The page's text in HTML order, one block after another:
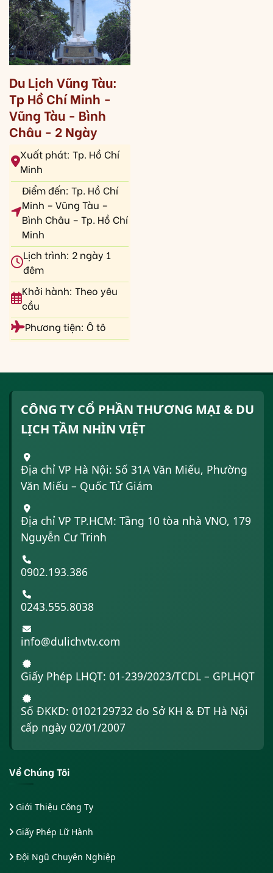
Du Lịch Vũng Tàu:
Tp Hồ Chí Minh -
Vũng Tàu - Bình
Châu - 2 Ngày
Xuất phát: Tp. Hồ Chí
Minh
Điểm đến: Tp. Hồ Chí
Minh – Vũng Tàu –
Bình Châu – Tp. Hồ Chí
Minh
Lịch trình: 2 ngày 1
đêm
Khởi hành: Theo yêu
cầu
Phương tiện: Ô tô
CÔNG TY CỔ PHẦN THƯƠNG MẠI & DU
LỊCH TẦM NHÌN VIỆT
Địa chỉ VP Hà Nội: Số 31A Văn Miếu, Phường
Văn Miếu – Quốc Tử Giám
Địa chỉ VP TP.HCM: Tầng 10 tòa nhà VNO, 179
Nguyễn Cư Trinh
0902.193.386
0243.555.8038
info@dulichvtv.com
Giấy Phép LHQT: 01-239/2023/TCDL – GPLHQT
Số ĐKKD: 0102129732 do Sở KH & ĐT Hà Nội
cấp ngày 02/01/2007
Về Chúng Tôi
Giới Thiệu Công Ty
Giấy Phép Lữ Hành
Đội Ngũ Chuyên Nghiệp